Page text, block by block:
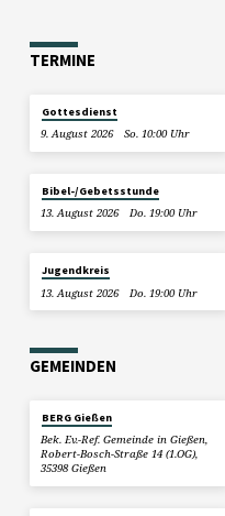
TERMINE
Gottesdienst
9. August 2026
So. 10:00 Uhr
Bibel-/Gebetsstunde
13. August 2026
Do. 19:00 Uhr
Jugendkreis
13. August 2026
Do. 19:00 Uhr
GEMEINDEN
BERG Gießen
Bek. Ev.-Ref. Gemeinde in Gießen,
Robert-Bosch-Straße 14 (1.OG),
35398 Gießen